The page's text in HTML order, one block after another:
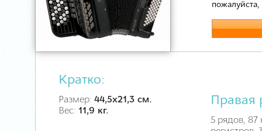
пожалуйста,
Кратко:
Размер: 44,5х21,3 см.
Вес: 11,9 кг.
Правая
5 рядов, 87